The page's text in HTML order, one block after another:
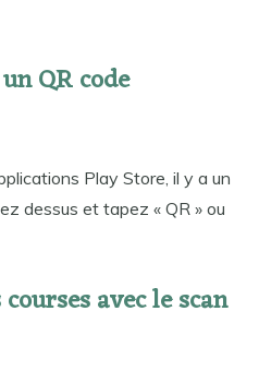
QR code
Play Store, il y a un
dessus et tapez « QR » ou
avec le scan